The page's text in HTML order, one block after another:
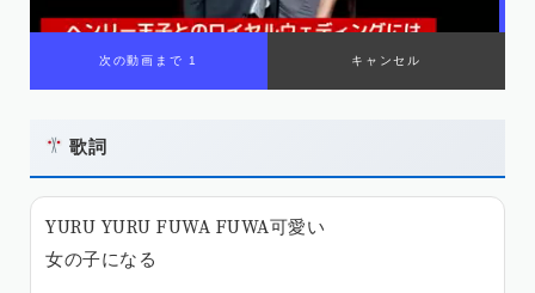
次の動画まで 1 キャンセル
歌詞
YURU YURU FUWA FUWA可愛い
女の子になる